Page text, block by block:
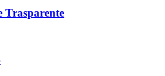
Trasparente